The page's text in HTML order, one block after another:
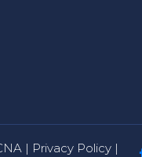
| Privacy Policy |